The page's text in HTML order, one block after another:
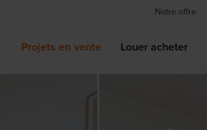
Notre offre
Projets en vente Louer acheter